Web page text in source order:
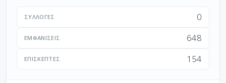
ΣΥΛΛΟΓΈΣ 0
ΕΜΦΑΝΊΣΕΙΣ 648
ΕΠΙΣΚΈΠΤΕΣ 154